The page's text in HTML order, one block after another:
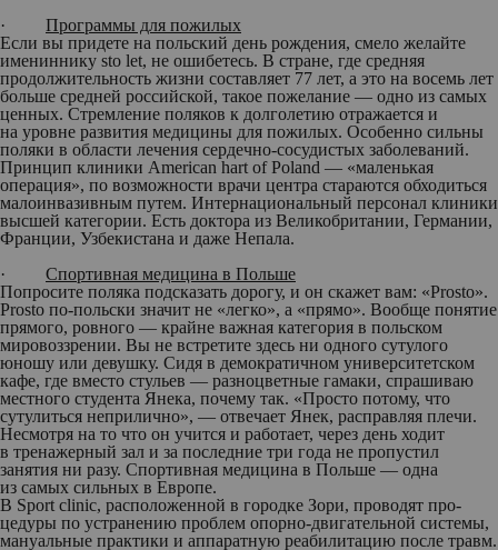
· Программы для пожилых
Если вы придете на польский день рождения, смело желайте
имениннику sto let, не ошибетесь. В стране, где средняя
продолжительность жизни составляет 77 лет, а это на восемь лет
больше средней российской, такое пожелание — одно из самых
ценных. Стремление поляков к долголетию отражается и
на уровне развития медицины для пожилых. Особенно сильны
поляки в области лечения сердечно-сосудистых заболеваний.
Принцип клиники American hart of Poland — «маленькая
операция», по возможности врачи центра стараются обходиться
малоинвазивным путем. Интернациональный персонал клиники
высшей категории. Есть доктора из Великобритании, Германии,
Франции, Узбекистана и даже Непала.
· Спортивная медицина в Польше
Попросите поляка подсказать дорогу, и он скажет вам: «Рrosto».
Prosto по-польски значит не «легко», а «прямо». Вообще понятие
прямого, ровного — крайне важная категория в польском
мировоззрении. Вы не встретите здесь ни одного сутулого
юношу или девушку. Сидя в демократичном университетском
кафе, где вместо стульев — разноцветные гамаки, спрашиваю
местного студента Янека, почему так. «Просто потому, что
сутулиться неприлично», — отвечает Янек, расправляя плечи.
Несмотря на то что он учится и работает, через день ходит
в тренажерный зал и за последние три года не пропустил
занятия ни разу. Спортивная медицина в Польше — одна
из самых сильных в Европе.
В Sport clinic, расположенной в городке Зори, проводят про­
цедуры по устранению проблем опорно-двигательной системы,
мануальные практики и аппаратную реабилитацию после травм.